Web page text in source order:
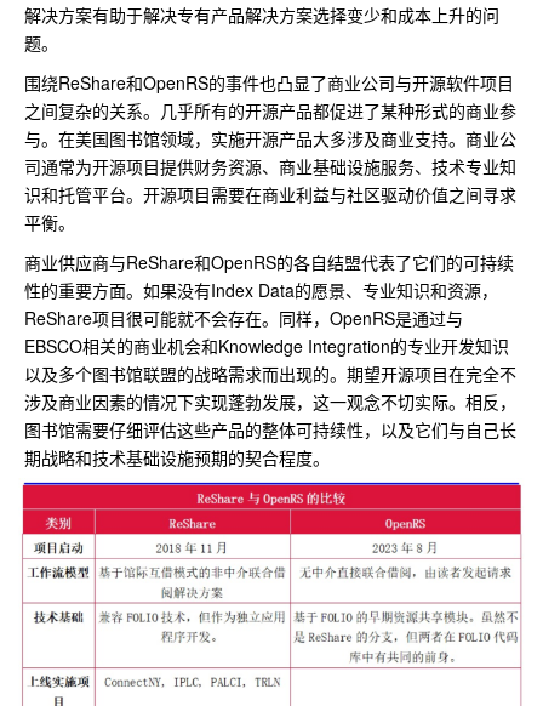
解决方案有助于解决专有产品解决方案选择变少和成本上升的问
题。
围绕ReShare和OpenRS的事件也凸显了商业公司与开源软件项目
之间复杂的关系。几乎所有的开源产品都促进了某种形式的商业参
与。在美国图书馆领域，实施开源产品大多涉及商业支持。商业公
司通常为开源项目提供财务资源、商业基础设施服务、技术专业知
识和托管平台。开源项目需要在商业利益与社区驱动价值之间寻求
平衡。
商业供应商与ReShare和OpenRS的各自结盟代表了它们的可持续
性的重要方面。如果没有Index Data的愿景、专业知识和资源，
ReShare项目很可能就不会存在。同样，OpenRS是通过与
EBSCO相关的商业机会和Knowledge Integration的专业开发知识
以及多个图书馆联盟的战略需求而出现的。期望开源项目在完全不
涉及商业因素的情况下实现蓬勃发展，这一观念不切实际。相反，
图书馆需要仔细评估这些产品的整体可持续性，以及它们与自己长
期战略和技术基础设施预期的契合程度。